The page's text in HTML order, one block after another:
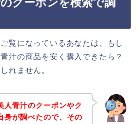
覧になっているあなたは、もし
汁の商品を安く購入できたら？
れません。
人青汁のクーポンやク
身が調べたので、その